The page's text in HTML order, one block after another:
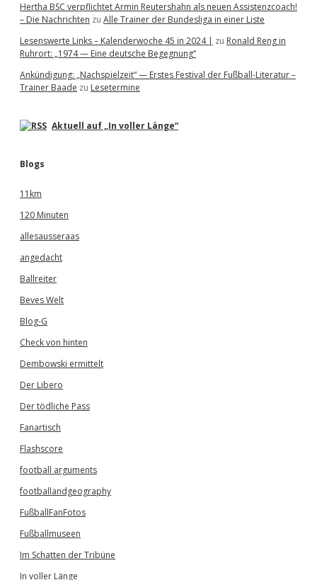
Hertha BSC verpflichtet Armin Reutershahn als neuen Assistenzcoach!
– Die Nachrichten zu Alle Trainer der Bundesliga in einer Liste
Lesenswerte Links – Kalenderwoche 45 in 2024 | zu Ronald Reng in
Ruhrort: „1974 — Eine deutsche Begegnung“
Ankündigung: „Nachspielzeit“ — Erstes Festival der Fußball-Literatur –
Trainer Baade zu Lesetermine
Aktuell auf „In voller Länge“
Blogs
11km
120 Minuten
allesausseraas
angedacht
Ballreiter
Beves Welt
Blog-G
Check von hinten
Dembowski ermittelt
Der Libero
Der tödliche Pass
Fanartisch
Flashscore
football arguments
footballandgeography
FußballFanFotos
Fußballmuseen
Im Schatten der Tribüne
In voller Länge